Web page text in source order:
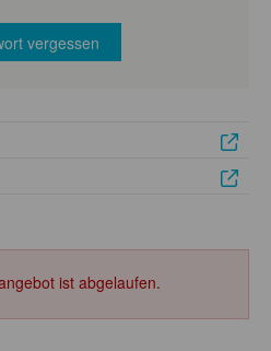
vergessen
ist abgelaufen.